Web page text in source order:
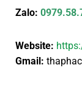
Zalo:
Website:
Gmail: